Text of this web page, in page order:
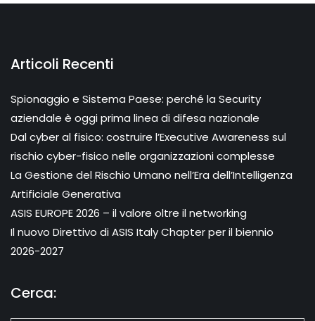
Articoli Recenti
Spionaggio e Sistema Paese: perché la Security
aziendale è oggi prima linea di difesa nazionale
Dal cyber al fisico: costruire l’Executive Awareness sul
rischio cyber-fisico nelle organizzazioni complesse
La Gestione del Rischio Umano nell’Era dell’Intelligenza
Artificiale Generativa
ASIS EUROPE 2026 – il valore oltre il networking
Il nuovo Direttivo di ASIS Italy Chapter per il biennio
2026-2027
Cerca: